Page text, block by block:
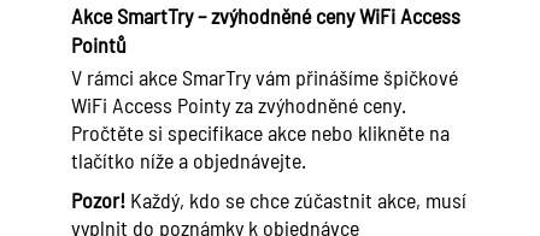
Akce SmartTry – zvýhodněné ceny WiFi Access
Pointů
V rámci akce SmarTry vám přinášíme špičkové
WiFi Access Pointy za zvýhodněné ceny.
Pročtěte si specifikace akce nebo klikněte na
tlačítko níže a objednávejte.
Pozor! Každý, kdo se chce zúčastnit akce, musí
vyplnit do poznámky k objednávce